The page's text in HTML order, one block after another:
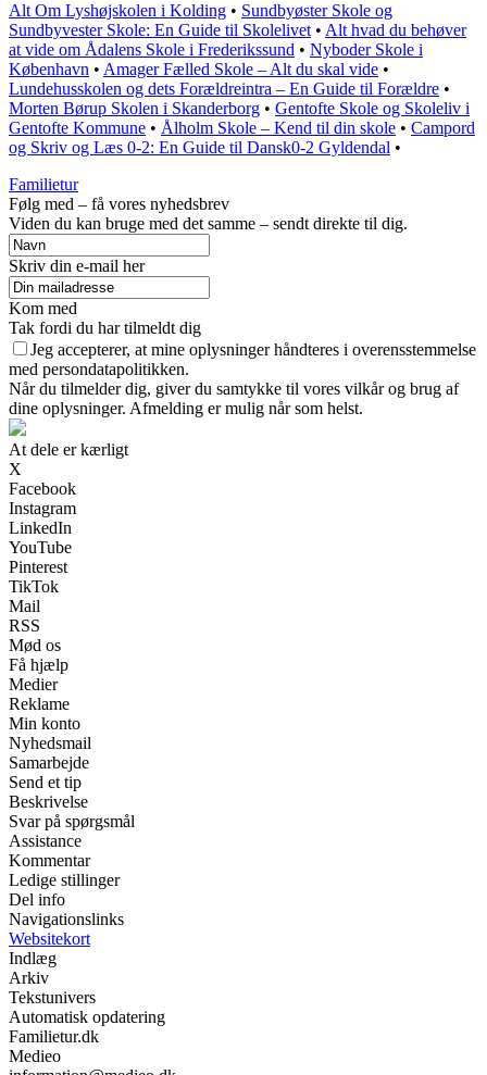
Alt Om Lyshøjskolen i Kolding • Sundbyøster Skole og
Sundbyvester Skole: En Guide til Skolelivet • Alt hvad du behøver
at vide om Ådalens Skole i Frederikssund • Nyboder Skole i
København • Amager Fælled Skole – Alt du skal vide •
Lundehusskolen og dets Forældreintra – En Guide til Forældre •
Morten Børup Skolen i Skanderborg • Gentofte Skole og Skoleliv i
Gentofte Kommune • Ålholm Skole – Kend til din skole • Campord
og Skriv og Læs 0-2: En Guide til Dansk0-2 Gyldendal •
Familietur
Følg med – få vores nyhedsbrev
Viden du kan bruge med det samme – sendt direkte til dig.
Skriv din e-mail her
Kom med
Tak fordi du har tilmeldt dig
Jeg accepterer, at mine oplysninger håndteres i overensstemmelse
med persondatapolitikken.
Når du tilmelder dig, giver du samtykke til vores vilkår og brug af
dine oplysninger. Afmelding er mulig når som helst.
At dele er kærligt
X
Facebook
Instagram
LinkedIn
YouTube
Pinterest
TikTok
Mail
RSS
Mød os
Få hjælp
Medier
Reklame
Min konto
Nyhedsmail
Samarbejde
Send et tip
Beskrivelse
Svar på spørgsmål
Assistance
Kommentar
Ledige stillinger
Del info
Navigationslinks
Websitekort
Indlæg
Arkiv
Tekstunivers
Automatisk opdatering
Familietur.dk
Medieo